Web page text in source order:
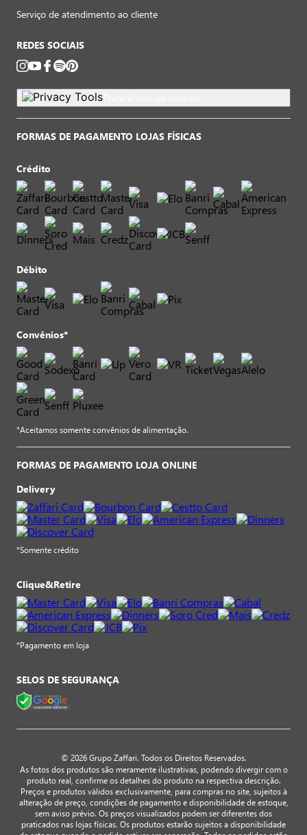
Serviço de atendimento ao cliente
REDES SOCIAIS
FORMAS DE PAGAMENTO LOJAS FÍSICAS
Crédito
Débito
Convênios*
*Aceitamos somente convênios de alimentação.
FORMAS DE PAGAMENTO LOJA ONLINE
Delivery
*Somente crédito
Clique&Retire
*Pagamento em loja
SELOS DE SEGURANÇA
© 2026 Grupo Zaffari. Todos os Direitos Reservados.
As fotos dos produtos são meramente ilustrativas, podendo divergir com o
produto real, confirme os detalhes do produto na respectiva descrição.
Preços e produtos válidos exclusivamente, para compras no site, sujeitos à
alteração de preço, condições de pagamento e disponibilidade de estoque,
sem aviso prévio. Os preços visualizados podem ser diferentes dos
praticados nas lojas físicas. Os produtos estarão sujeitos a disponibilidade